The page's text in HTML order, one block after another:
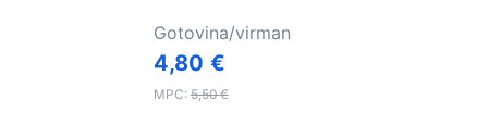
Gotovina/virman
4,80 €
MPC: 5,50€